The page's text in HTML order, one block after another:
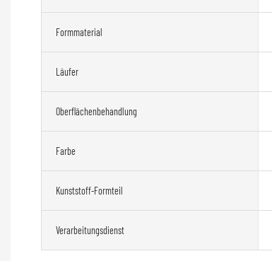
Formmaterial
Läufer
Oberflächenbehandlung
Farbe
Kunststoff-Formteil
Verarbeitungsdienst